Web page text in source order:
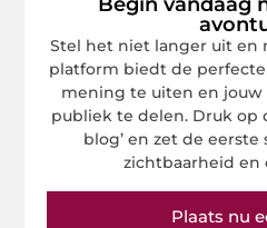
Stel het niet langer uit en
platform biedt de
mening te uiten en
publiek te delen. Druk op
blog’ en zet de
zichtbaarheid
Plaats nu